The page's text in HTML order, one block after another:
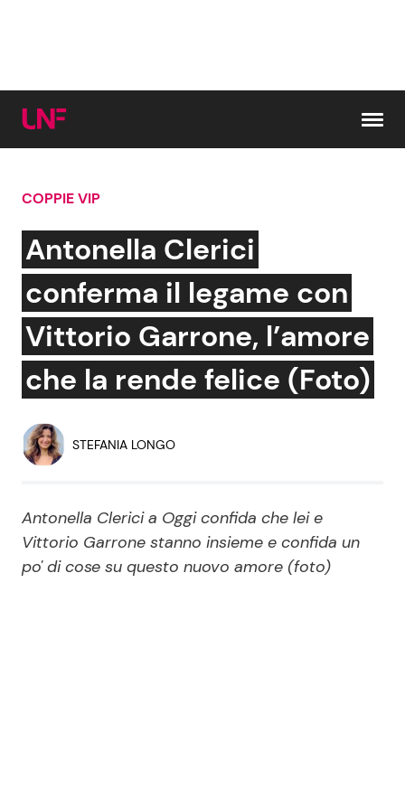
Cerca:
News e Cronaca
Attualità Italiana
Dal Mondo
Economia
Persone Scomparse
Politica
Gossip e TV
Bellezze VIP
Coppie VIP
Reality e Talent
Soap Opera
COPPIE VIP
Antonella Clerici
conferma il legame con
Vittorio Garrone, l’amore
che la rende felice (Foto)
STEFANIA LONGO
Antonella Clerici a Oggi confida che lei e
Vittorio Garrone stanno insieme e confida un
po' di cose su questo nuovo amore (foto)